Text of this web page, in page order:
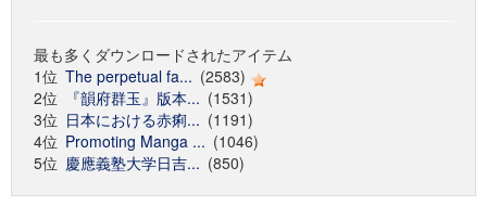
最も多くダウンロードされたアイテム
1位 The perpetual fa... (2583)
2位
『韻府群玉』版本... (1531)
3位 日本における赤痢... (1191)
4位 Promoting Manga ... (1046)
5位 慶應義塾大学日吉... (850)